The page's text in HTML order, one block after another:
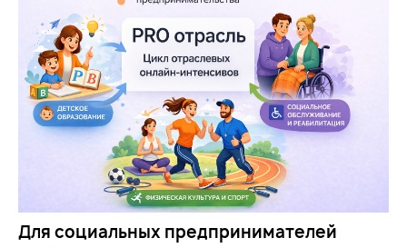
Для социальных предпринимателей